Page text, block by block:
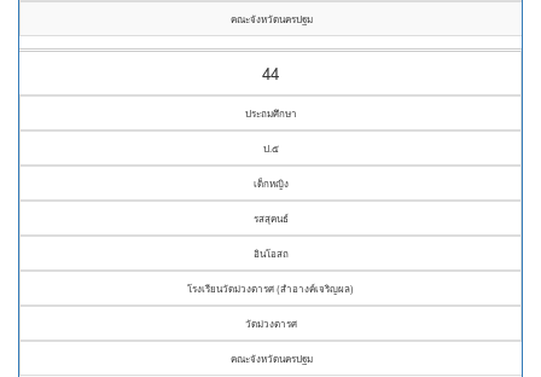
คณะจังหวัดนครปฐม
44
ประถมศึกษา
ป.๕
เด็กหญิง
รสสุคนธ์
อินโอสถ
โรงเรียนวัดม่วงตารศ (สำอางค์เจริญผล)
วัดม่วงตารศ
คณะจังหวัดนครปฐม